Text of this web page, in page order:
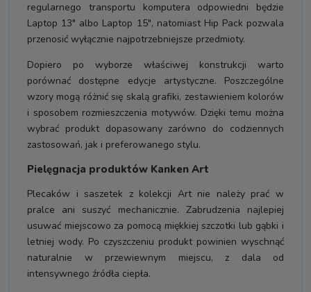
regularnego transportu komputera odpowiedni będzie
Laptop 13" albo Laptop 15", natomiast Hip Pack pozwala
przenosić wyłącznie najpotrzebniejsze przedmioty.
Dopiero po wyborze właściwej konstrukcji warto
porównać dostępne edycje artystyczne. Poszczególne
wzory mogą różnić się skalą grafiki, zestawieniem kolorów
i sposobem rozmieszczenia motywów. Dzięki temu można
wybrać produkt dopasowany zarówno do codziennych
zastosowań, jak i preferowanego stylu.
Pielęgnacja produktów Kanken Art
Plecaków i saszetek z kolekcji Art nie należy prać w
pralce ani suszyć mechanicznie. Zabrudzenia najlepiej
usuwać miejscowo za pomocą miękkiej szczotki lub gąbki i
letniej wody. Po czyszczeniu produkt powinien wyschnąć
naturalnie w przewiewnym miejscu, z dala od
intensywnego źródła ciepła.